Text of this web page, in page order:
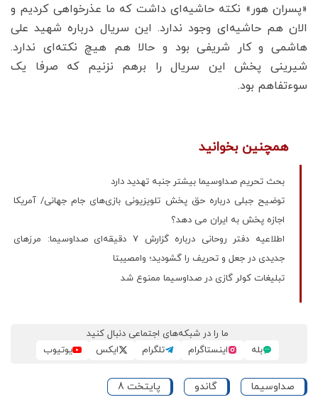
«پسران هور» نکته حاشیه‌ای داشت که ما عذرخواهی کردیم و
الان هم حاشیه‌ای وجود ندارد. این سریال درباره شهید علی
هاشمی و کار شریفی بود و حالا هم هیچ نکته‌ای ندارد.
شیرینی پخش این سریال را برهم نزنیم که صرفا یک
سوءتفاهم بود.
همچنین بخوانید
بحث تحریم صداوسیما بیشتر جنبه تهدید دارد
توضیح جبلی درباره حق پخش تلویزیونی بازی‌های جام جهانی/ آمریکا
اجازه پخش به ایران می دهد؟
اطلاعیه دفتر روحانی درباره گزارش ۷ دقیقه‌ای صداوسیما: مرز‌های
جدیدی در جعل و تحریف را گشودید؛ وامصیبتا
تبلیغات کولر گازی در صداوسیما ممنوع شد
ما را در شبکه‌های اجتماعی دنبال کنید
بله
اینستاگرام تلگرام ایکس یوتیوب
صداوسیما گاندو پایتخت 8